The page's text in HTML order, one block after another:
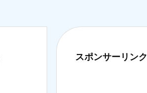
スポンサーリンク